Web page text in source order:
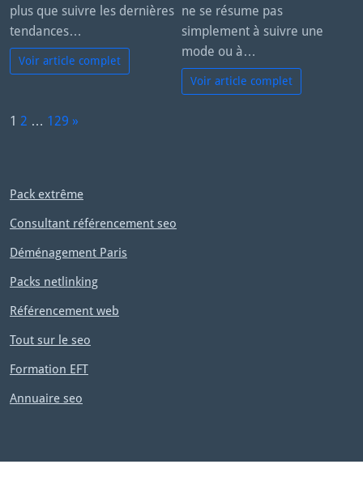
plus que suivre les dernières
tendances…
Voir article complet
ne se résume pas
simplement à suivre une
mode ou à…
Voir article complet
P
1 2 … 129
t
»
Pack extrême
Consultant référencement seo
Déménagement Paris
Packs netlinking
Référencement web
Tout sur le seo
Formation EFT
Annuaire seo